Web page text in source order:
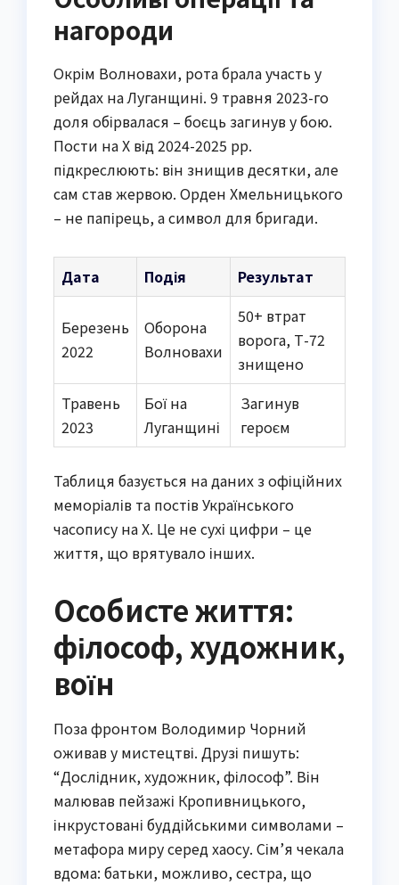
нагороди
Окрім Волновахи, рота брала участь у
рейдах на Луганщині. 9 травня 2023-го
доля обірвалася – боєць загинув у бою.
Пости на X від 2024-2025 рр.
підкреслюють: він знищив десятки, але
сам став жервою. Орден Хмельницького
– не папірець, а символ для бригади.
Дата Подія Результат
Березень
2022
Оборона
Волновахи
50+ втрат
ворога, Т-72
знищено
Травень
2023
Бої на
Луганщині
Загинув
героєм
Таблиця базується на даних з офіційних
меморіалів та постів Українського
часопису на X. Це не сухі цифри – це
життя, що врятувало інших.
Особисте життя:
філософ, художник,
воїн
Поза фронтом Володимир Чорний
оживав у мистецтві. Друзі пишуть:
“Дослідник, художник, філософ”. Він
малював пейзажі Кропивницького,
інкрустовані буддійськими символами –
метафора миру серед хаосу. Сім’я чекала
вдома: батьки, можливо, сестра, що